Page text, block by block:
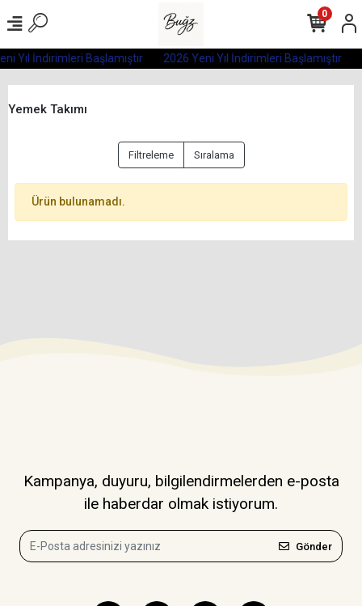
Yıl İndirimleri Başlamıştır 2026 Yeni Yıl İndirimleri Başlamıştır
0
Yemek Takımı
Filtreleme Sıralama
Ürün bulunamadı.
Kampanya, duyuru, bilgilendirmelerden e-posta
ile haberdar olmak istiyorum.
Gönder